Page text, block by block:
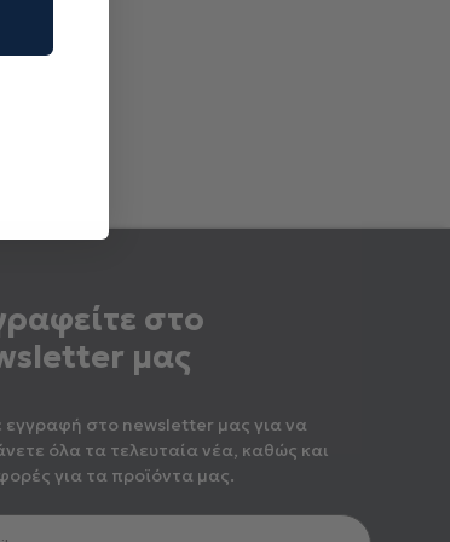
στο
μας
εγγραφή στο newsletter μας για να
όλα τα τελευταία νέα, καθώς και
για τα προϊόντα μας.